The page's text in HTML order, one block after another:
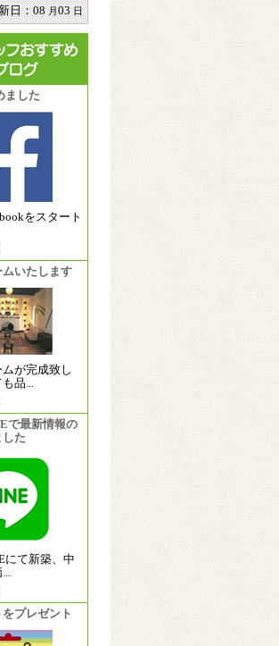
日：08 月03 日
ました
をスタート
いたします
が完成致し
品...
で最新情報の
した
にて新築、中
プレゼント